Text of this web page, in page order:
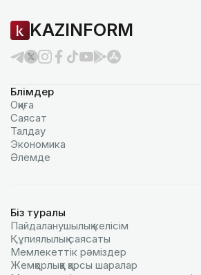
KAZINFORM
Бөлімдер
Оқиға
Саясат
Талдау
Экономика
Әлемде
Біз туралы
Пайдаланушылық келiciм
Құпиялылық саясаты
Мемлекеттік рәміздер
Жемқорлыққа қарсы шаралар